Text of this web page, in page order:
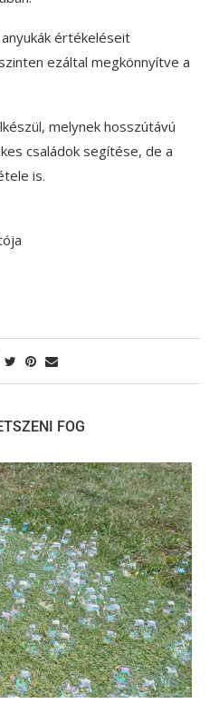
értékeléseit
ezáltal megkönnyítve a
melynek hosszútávú
családok segítése, de a
is.
FOG